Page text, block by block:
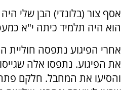
אסף צור (בלונדי) הבן שלי
הוא היה תלמיד כיתה י"א כמעט
אחרי הפיגוע נתפסה
את הפיגוע. נתפסו אלה
והסיעו את המחבל. חלקם